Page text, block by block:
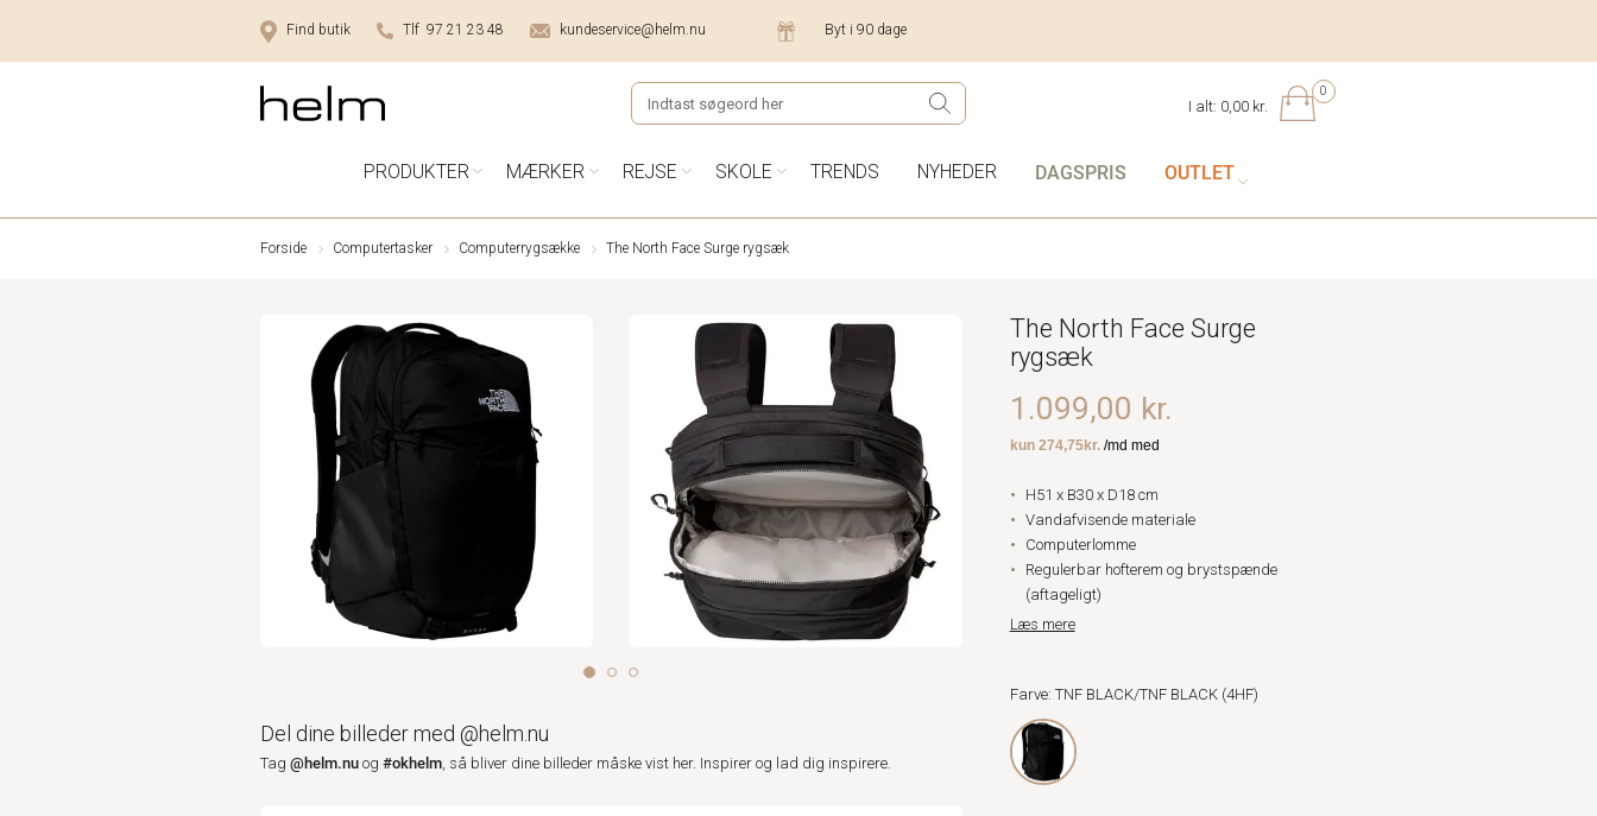
Find butik Tlf 97 21 23 48 kundeservice@helm.nu Byt i 90 dage
0
I alt: 0,00 kr.
PRODUKTER MÆRKER REJSE SKOLE TRENDS NYHEDER DAGSPRIS OUTLET
Forside Computertasker Computerrygsække The North Face Surge rygsæk
Del dine billeder med @helm.nu
Tag @helm.nu og #okhelm, så bliver dine billeder måske vist her. Inspirer og lad dig inspirere.
The North Face Surge
rygsæk
1.099,00 kr.
H51 x B30 x D18 cm
Vandafvisende materiale
Computerlomme
Regulerbar hofterem og brystspænde
(aftageligt)
Læs mere
Farve: TNF BLACK/TNF BLACK (4HF)